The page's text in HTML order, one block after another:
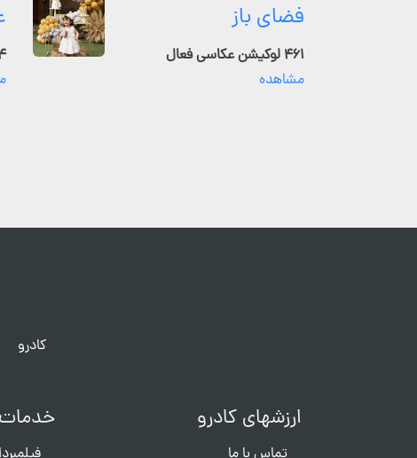
فضای باز
۴۶۱ لوکیشن عکاسی فعال
مشاهده
۱۲۴
کادرو
ارزشهای کادرو